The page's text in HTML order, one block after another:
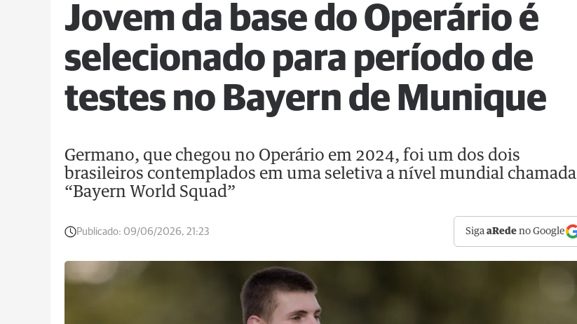
Jovem da base do Operário é
selecionado para período de
testes no Bayern de Munique
Germano, que chegou no Operário em 2024, foi um dos dois
brasileiros contemplados em uma seletiva a nível mundial chamada
“Bayern World Squad”
Publicado: 09/06/2026, 21:23 SigaaRede no Google